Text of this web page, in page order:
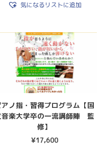
気になるリストに追加
アノ指・習得プログラム【国
音楽大学卒の一流講師陣 監
修】
¥17,600